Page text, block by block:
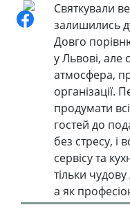
Святкували
залишились
Довго
у Львові, але
атмосфера,
організації.
продумати
гостей до
без стресу, і
сервісу та
тільки
а як